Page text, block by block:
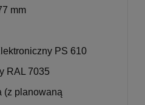
mm
PS 610
RAL 7035
(z planowaną